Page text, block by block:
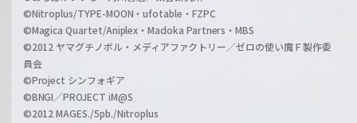
©Nitroplus/TYPE-MOON・ufotable・FZPC
©Magica Quartet/Aniplex・Madoka Partners・MBS
©2012 ヤマグチノボル・メディアファクトリー／ゼロの使い魔Ｆ製作委
員会
©Project シンフォギア
©BNGI／PROJECT iM@S
©2012 MAGES./5pb./Nitroplus